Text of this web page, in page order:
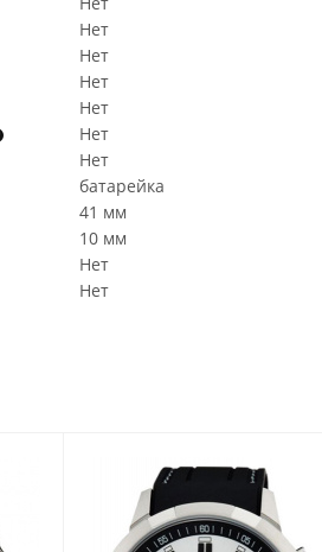
Нет
Нет
Нет
Нет
Нет
Нет
батарейка
41 мм
10 мм
Нет
Нет